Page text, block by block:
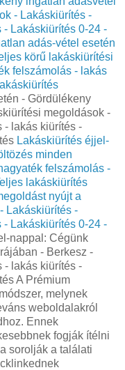
- Lakáskiürítés -
- Lakáskiürítés 0-24 -
adás-vétel esetén
körű lakáskiürítési
felszámolás - lakás
- Gördülékeny
megoldások -
- lakás kiürítés -
Lakáskiürítés éjjel-
minden
felszámolás -
lakáskiürítés
nyújt a
Lakáskiürítés -
- Lakáskiürítés 0-24 -
nappal: Cégünk
- Berkesz -
- lakás kiürítés -
A Prémium
melynek
weboldalakról
Ennek
fogják ítélni
sorolják a találati